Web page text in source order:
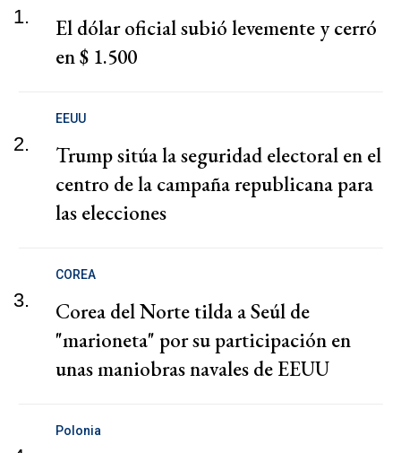
1.
El dólar oficial subió levemente y cerró
en $ 1.500
2.
EEUU
Trump sitúa la seguridad electoral en el
centro de la campaña republicana para
las elecciones
3.
COREA
Corea del Norte tilda a Seúl de
"marioneta" por su participación en
unas maniobras navales de EEUU
Polonia